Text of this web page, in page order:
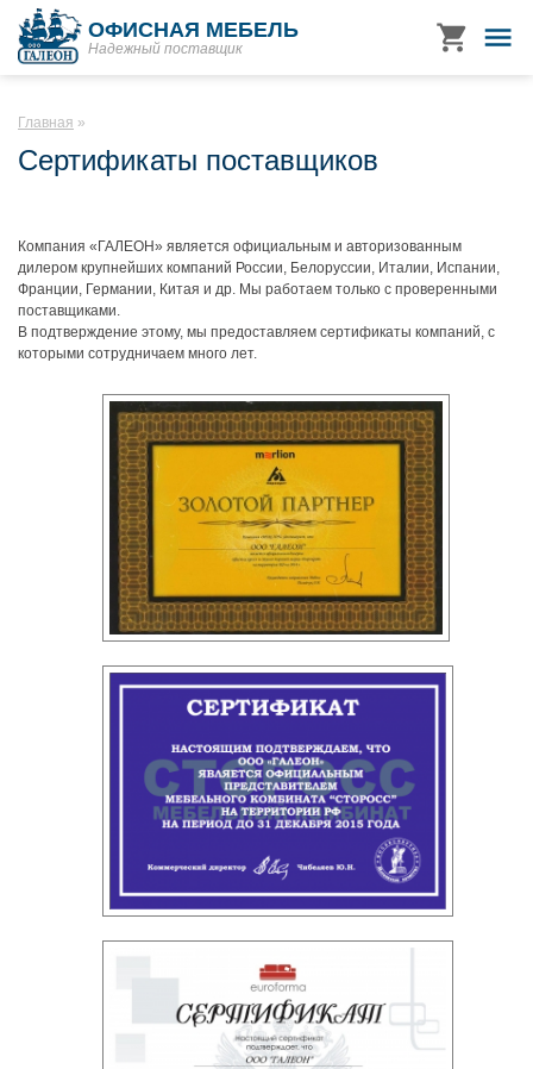
ОФИСНАЯ МЕБЕЛЬ
Надежный поставщик
Главная
Сертификаты поставщиков
Компания «ГАЛЕОН» является официальным и авторизованным
дилером крупнейших компаний России, Белоруссии, Италии, Испании,
Франции, Германии, Китая и др. Мы работаем только с проверенными
поставщиками.
В подтверждение этому, мы предоставляем сертификаты компаний, с
которыми сотрудничаем много лет.